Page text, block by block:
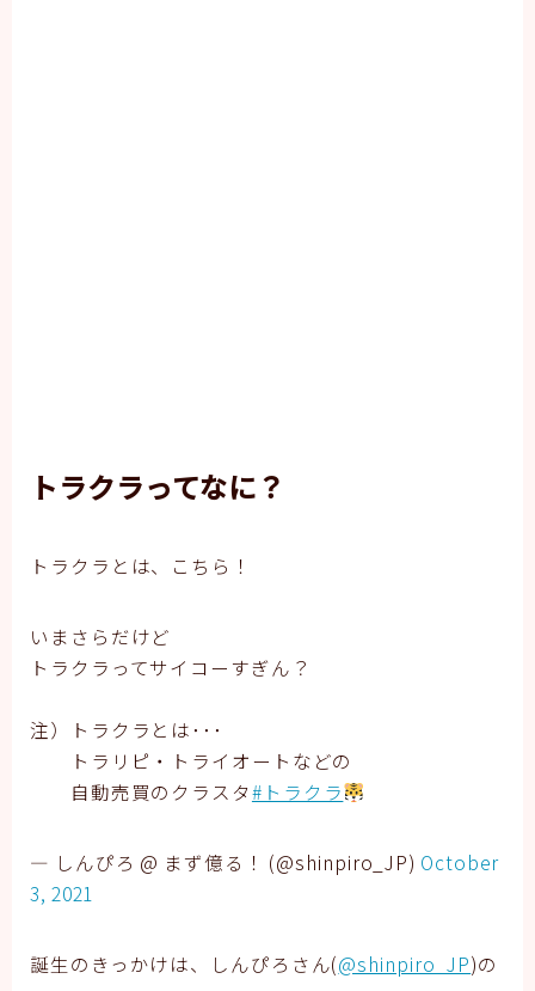
トラクラってなに？
トラクラとは、こちら！
いまさらだけど
トラクラってサイコーすぎん？
注）トラクラとは･･･
トラリピ・トライオートなどの
自動売買のクラスタ#トラクラ
— しんぴろ @ まず億る！ (@shinpiro_JP) October
3, 2021
誕生のきっかけは、しんぴろさん(@shinpiro_JP)の